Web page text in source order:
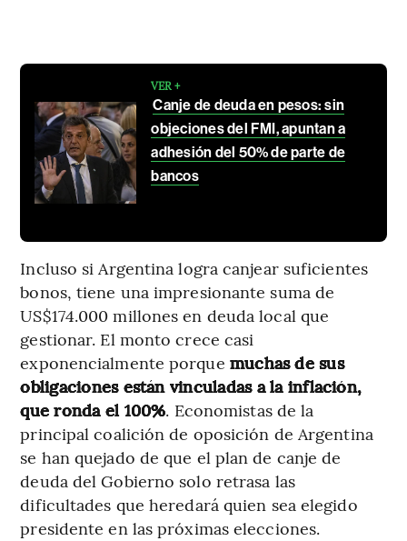
VER +
Canje de deuda en pesos: sin
objeciones del FMI, apuntan a
adhesión del 50% de parte de
bancos
Incluso si Argentina logra canjear suficientes
bonos, tiene una impresionante suma de
US$174.000 millones en deuda local que
gestionar. El monto crece casi
exponencialmente porque muchas de sus
obligaciones están vinculadas a la inflación,
que ronda el 100%. Economistas de la
principal coalición de oposición de Argentina
se han quejado de que el plan de canje de
deuda del Gobierno solo retrasa las
dificultades que heredará quien sea elegido
presidente en las próximas elecciones.